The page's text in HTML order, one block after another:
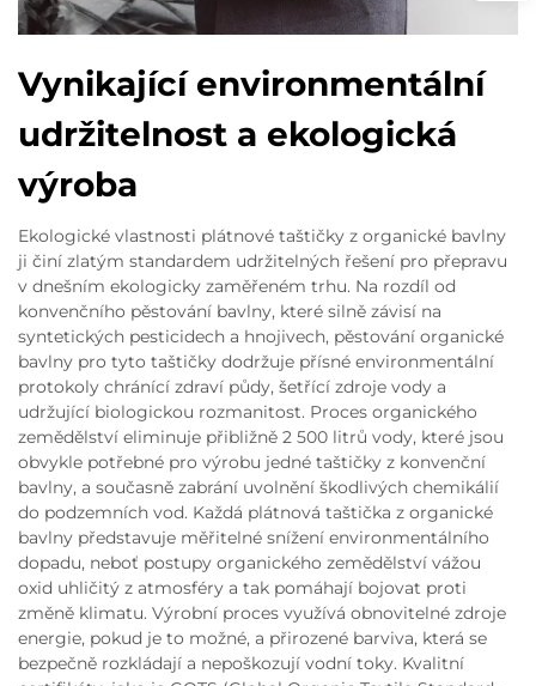
Vynikající environmentální
udržitelnost a ekologická
výroba
Ekologické vlastnosti plátnové taštičky z organické bavlny
ji činí zlatým standardem udržitelných řešení pro přepravu
v dnešním ekologicky zaměřeném trhu. Na rozdíl od
konvenčního pěstování bavlny, které silně závisí na
syntetických pesticidech a hnojivech, pěstování organické
bavlny pro tyto taštičky dodržuje přísné environmentální
protokoly chránící zdraví půdy, šetřící zdroje vody a
udržující biologickou rozmanitost. Proces organického
zemědělství eliminuje přibližně 2 500 litrů vody, které jsou
obvykle potřebné pro výrobu jedné taštičky z konvenční
bavlny, a současně zabrání uvolnění škodlivých chemikálií
do podzemních vod. Každá plátnová taštička z organické
bavlny představuje měřitelné snížení environmentálního
dopadu, neboť postupy organického zemědělství vážou
oxid uhličitý z atmosféry a tak pomáhají bojovat proti
změně klimatu. Výrobní proces využívá obnovitelné zdroje
energie, pokud je to možné, a přirozené barviva, která se
bezpečně rozkládají a nepoškozují vodní toky. Kvalitní